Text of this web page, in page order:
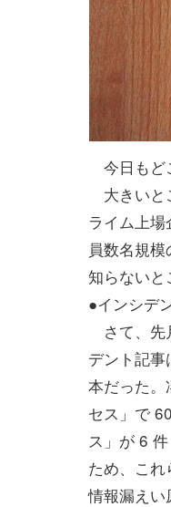
今日もど
大きいと
ライム上
員数名規
知らないと
●インシデ
さて、先
デント記
本だった。
セス」で
ス」が 6
ため、これ
情報漏えい